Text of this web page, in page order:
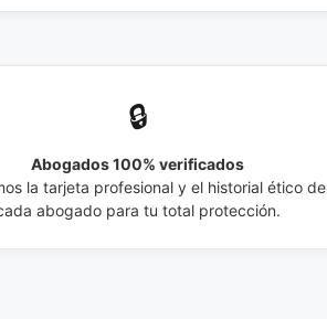
🔒
Abogados 100% verificados
la tarjeta profesional y el historial ético de
abogado para tu total protección.